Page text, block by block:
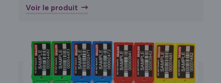
Voir le produit